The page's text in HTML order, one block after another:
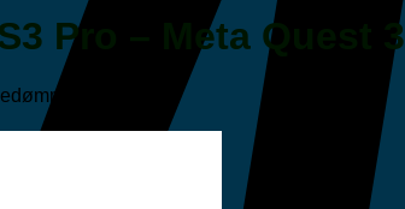
Pro – Meta Quest 3